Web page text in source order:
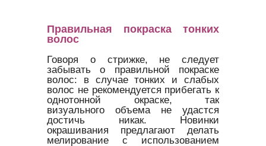
Правильная покраска тонких
волос
Говоря о стрижке, не следует
забывать о правильной покраске
волос: в случае тонких и слабых
волос не рекомендуется прибегать к
однотонной окраске, так
визуального объема не удастся
достичь никак. Новинки
окрашивания предлагают делать
мелирование с использованием